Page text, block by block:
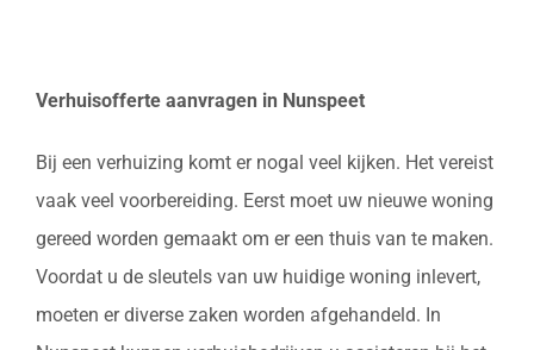
Verhuisofferte aanvragen in Nunspeet
Bij een verhuizing komt er nogal veel kijken. Het vereist
vaak veel voorbereiding. Eerst moet uw nieuwe woning
gereed worden gemaakt om er een thuis van te maken.
Voordat u de sleutels van uw huidige woning inlevert,
moeten er diverse zaken worden afgehandeld. In